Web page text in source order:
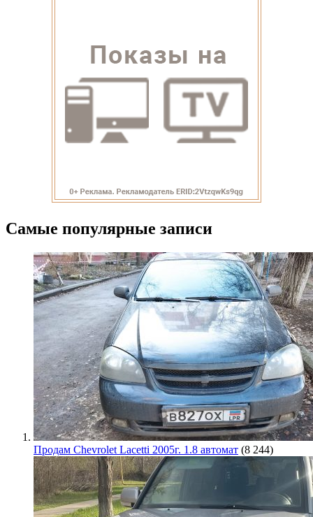
Самые популярные записи
Продам Chevrolet Lacetti 2005г. 1.8 автомат (8 244)